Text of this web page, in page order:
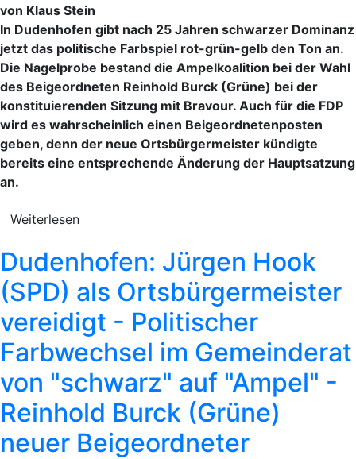
von Klaus Stein
In Dudenhofen gibt nach 25 Jahren schwarzer Dominanz
jetzt das politische Farbspiel rot-grün-gelb den Ton an.
Die Nagelprobe bestand die Ampelkoalition bei der Wahl
des Beigeordneten Reinhold Burck (Grüne) bei der
konstituierenden Sitzung mit Bravour. Auch für die FDP
wird es wahrscheinlich einen Beigeordnetenposten
geben, denn der neue Ortsbürgermeister kündigte
bereits eine entsprechende Änderung der Hauptsatzung
an.
Weiterlesen
Dudenhofen: Jürgen Hook
(SPD) als Ortsbürgermeister
vereidigt - Politischer
Farbwechsel im Gemeinderat
von "schwarz" auf "Ampel" -
Reinhold Burck (Grüne)
neuer Beigeordneter